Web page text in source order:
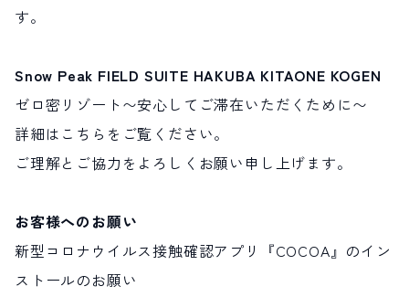
す。
Snow Peak FIELD SUITE HAKUBA KITAONE KOGEN
ゼロ密リゾート〜安心してご滞在いただくために〜
詳細はこちらをご覧ください。
ご理解とご協力をよろしくお願い申し上げます。
お客様へのお願い
新型コロナウイルス接触確認アプリ『COCOA』のイン
ストールのお願い